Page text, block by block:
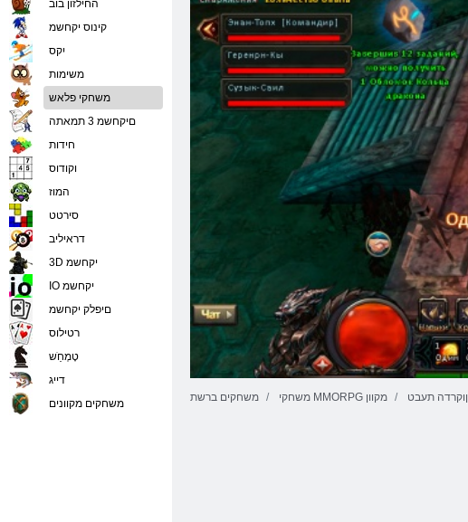
משחקים ברשת משחקי MMORPG מקוון ןוקרדה תעבט
החילזון בוב
קינוס יקחשמ
יִקס
משימות
משחקי פלאש
םיקחשמ 3 תמאתה
חידות
וקודוס
המוז
סירטט
דראיליב
3D יקחשמ
IO יקחשמ
םיפלק יקחשמ
רטילוס
טָמְחַׁש
דייג
משחקים מקוונים